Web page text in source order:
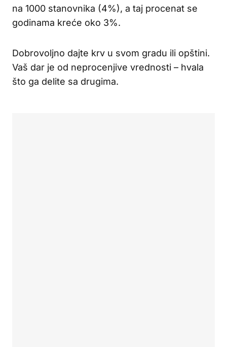
na 1000 stanovnika (4%), a taj procenat se
godinama kreće oko 3%.
Dobrovoljno dajte krv u svom gradu ili opštini.
Vaš dar je od neprocenjive vrednosti – hvala
što ga delite sa drugima.